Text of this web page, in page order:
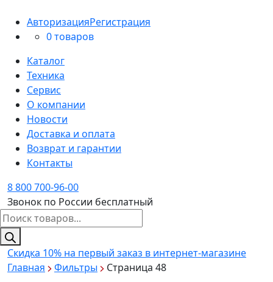
АвторизацияРегистрация
0 товаров
Каталог
Техника
Сервис
О компании
Новости
Доставка и оплата
Возврат и гарантии
Контакты
8 800 700-96-00
Звонок по России бесплатный
Поиск
товаров
Скидка 10% на первый заказ в интернет-магазине
Главная
Фильтры Страница 48